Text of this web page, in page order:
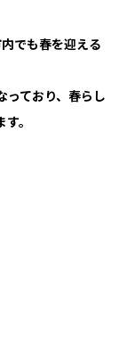
でも春を迎える
っており、春らし
。